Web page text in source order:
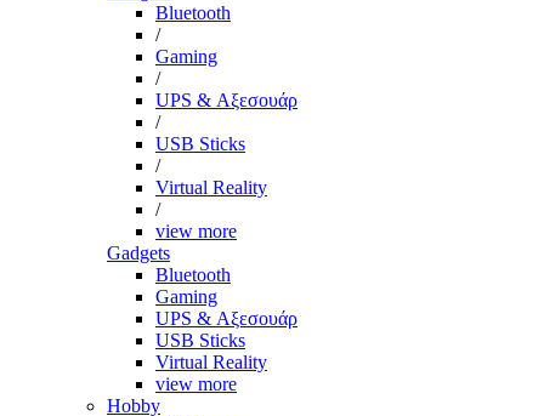
Bluetooth
/
Gaming
/
UPS & Αξεσουάρ
/
USB Sticks
/
Virtual Reality
/
view more
Gadgets
Bluetooth
Gaming
UPS & Αξεσουάρ
USB Sticks
Virtual Reality
view more
Hobby